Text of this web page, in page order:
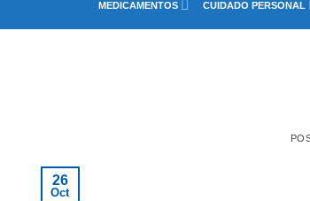
MEDICAMENTOS CUIDADO PERSONAL
26
Oct